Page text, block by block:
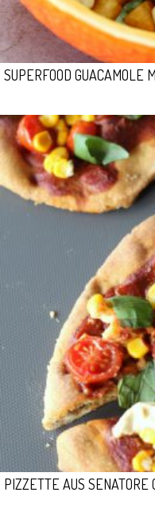
SUPERFOOD GUACAMOLE
PIZZETTE AUS